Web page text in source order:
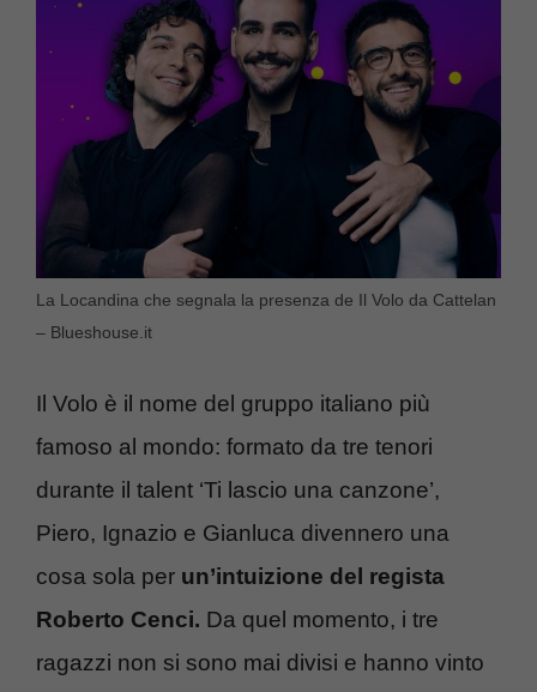
La Locandina che segnala la presenza de Il Volo da Cattelan
– Blueshouse.it
Il Volo è il nome del gruppo italiano più
famoso al mondo: formato da tre tenori
durante il talent ‘Ti lascio una canzone’,
Piero, Ignazio e Gianluca divennero una
cosa sola per un’intuizione del regista
Roberto Cenci. Da quel momento, i tre
ragazzi non si sono mai divisi e hanno vinto